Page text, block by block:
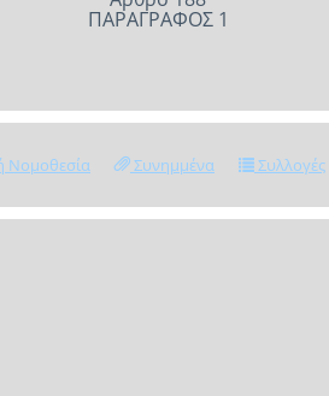
ΠΑΡΑΓΡΑΦΟΣ 1
Νομοθεσία Συνημμένα Συλλογές